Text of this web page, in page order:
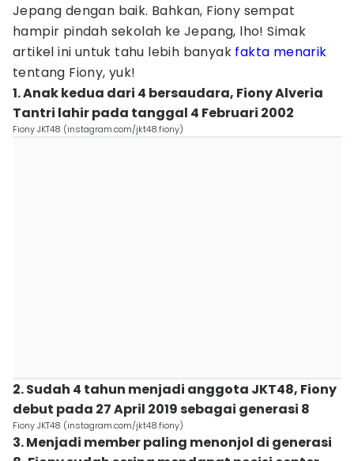
Jepang dengan baik. Bahkan, Fiony sempat
hampir pindah sekolah ke Jepang, lho! Simak
artikel ini untuk tahu lebih banyak fakta menarik
tentang Fiony, yuk!
1. Anak kedua dari 4 bersaudara, Fiony Alveria
Tantri lahir pada tanggal 4 Februari 2002
Fiony JKT48 (instagram.com/jkt48.fiony)
2. Sudah 4 tahun menjadi anggota JKT48, Fiony
debut pada 27 April 2019 sebagai generasi 8
Fiony JKT48 (instagram.com/jkt48.fiony)
3. Menjadi member paling menonjol di generasi